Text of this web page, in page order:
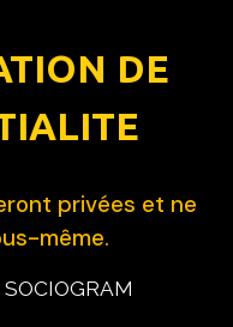
DE
privées et ne
même.